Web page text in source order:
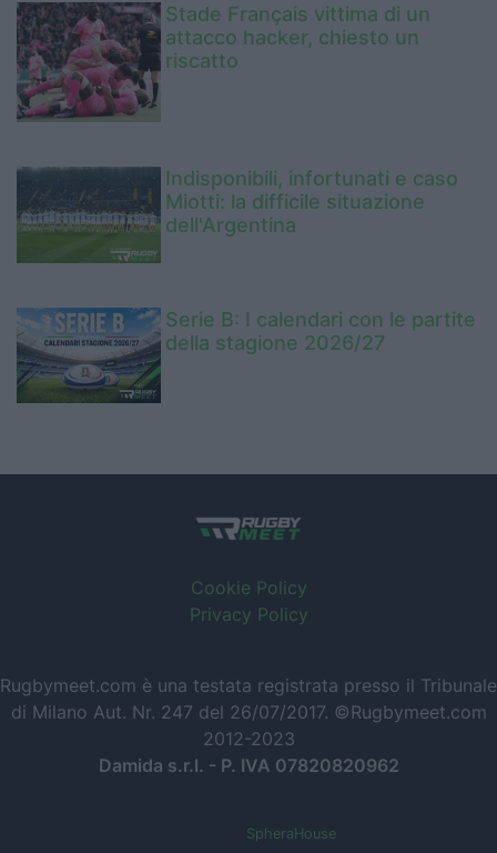
Stade Français vittima di un
attacco hacker, chiesto un
riscatto
Indisponibili, infortunati e caso
Miotti: la difficile situazione
dell'Argentina
Serie B: I calendari con le partite
della stagione 2026/27
Cookie Policy
Privacy Policy
Rugbymeet.com è una testata registrata presso il Tribunale
di Milano Aut. Nr. 247 del 26/07/2017. ©Rugbymeet.com
2012-2023
Damida s.r.l. - P. IVA 07820820962
SpheraHouse